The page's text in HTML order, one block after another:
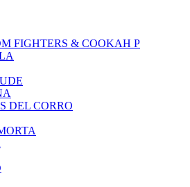
FIGHTERS & COOKAH P
DEL CORRO